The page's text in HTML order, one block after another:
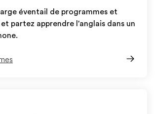
éventail de programmes et
partez apprendre l'anglais dans un